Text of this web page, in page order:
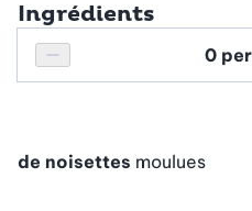
Ingrédients
Réduire le nombre de personnes
Personnes
de noisettes moulues